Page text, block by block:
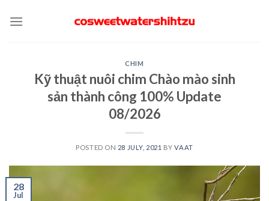
CHIM
Kỹ thuật nuôi chim Chào mào sinh
sản thành công 100% Update
08/2026
POSTED ON 28 JULY, 2021 BYVAAT
28
Jul